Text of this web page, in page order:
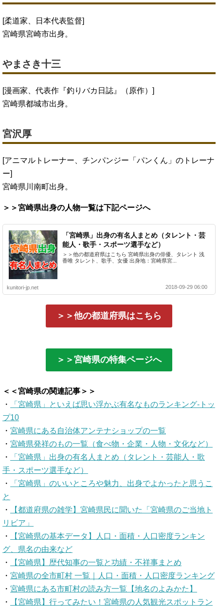
[柔道家、日本代表監督]
宮崎県宮崎市出身。
やまさき十三
[漫画家、代表作『釣りバカ日誌』（原作）]
宮崎県都城市出身。
宮沢厚
[アニマルトレーナー、チンパンジー「パンくん」のトレーナ
ー]
宮崎県川南町出身。
＞＞宮崎県出身の人物一覧は下記ページへ
「宮崎県」出身の有名人まとめ（タレント・芸
能人・歌手・スポーツ選手など）
＞＞他の都道府県はこちら 宮崎県出身の俳優、タレント 浅
香唯 タレント、歌手、女優 出身地：宮崎県宮...
kunitori-jp.net 2018-09-29 06:00
＞＞他の都道府県はこちら
＞＞宮崎県の特集ページへ
＜＜宮崎県の関連記事＞＞
・
「宮崎県」といえば思い浮かぶ有名なものランキング-トッ
プ10
・ 宮崎県にある自治体アンテナショップの一覧
・ 宮崎県発祥のもの一覧（食べ物・企業・人物・文化など）
・
「宮崎県」出身の有名人まとめ（タレント・芸能人・歌
手・スポーツ選手など）
・
「宮崎県」のいいところや魅力、出身でよかったと思うこ
と
・
【都道府県の雑学】宮崎県民に聞いた「宮崎県のご当地ト
リビア」
・
【宮崎県の基本データ】人口・面積・人口密度ランキン
グ、県名の由来など
・
【宮崎県】歴代知事の一覧と功績・不祥事まとめ
・ 宮崎県の全市町村 一覧｜人口・面積・人口密度ランキング
・ 宮崎県にある市町村の読み方一覧【地名のよみかた】
・
【宮崎県】行ってみたい！宮崎県の人気観光スポットラン